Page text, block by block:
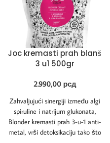
Joc kremasti prah blanš
3 u1 500gr
2.990,00 рсд
Zahvaljujući sinergiji između algi
spiruline i natrijum glukonata,
Blonder kremasti prah 3-u-1 anti-
metal, vrši detoksikaciju tako što